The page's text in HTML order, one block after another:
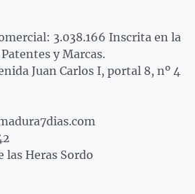
3.038.166 Inscrita en la
y Marcas.
Juan Carlos I, portal 8, nº 4
las Heras Sordo